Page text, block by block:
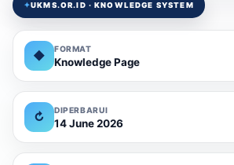
✦UKMS.OR.ID · KNOWLEDGE SYSTEM
◆
FORMAT
Knowledge Page
↻
DIPERBARUI
14 June 2026